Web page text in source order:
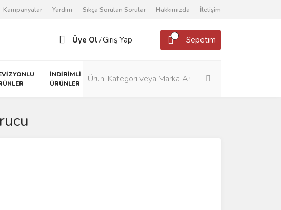
Kampanyalar Yardım Sıkça Sorulan Sorular Hakkımızda İletişim
Üye Ol /Giriş Yap Sepetim
İNDİRİMLİ
ÜRÜNLER